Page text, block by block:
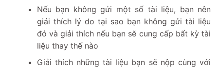
Nếu bạn không gửi một số tài liệu, bạn nên
giải thích lý do tại sao bạn không gửi tài liệu
đó và giải thích nếu bạn sẽ cung cấp bất kỳ tài
liệu thay thế nào
Giải thích những tài liệu bạn sẽ nộp cùng với